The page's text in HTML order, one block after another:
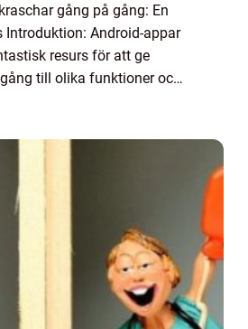
gång på gång: En
Introduktion: Android-appar
resurs för att ge
till olika funktioner och